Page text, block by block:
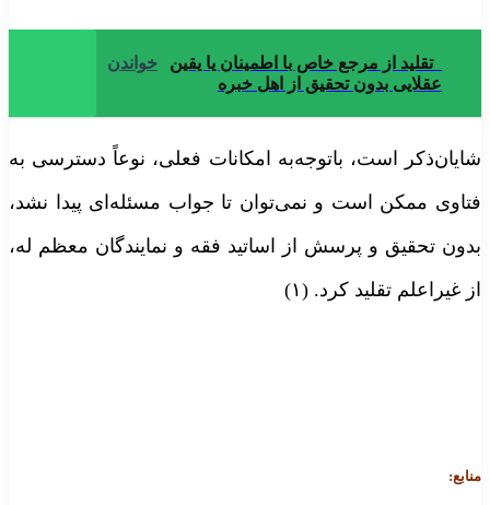
خواندن
تقلید از مرجع خاص با اطمینان یا یقین
عقلایی بدون تحقیق از اهل خبره
است، باتوجه‌به امکانات فعلی، نوعاً دسترسی به
ممکن است و نمی‌توان تا جواب مسئله‌ای پیدا نشد،
تحقیق و پرسش از اساتید فقه و نمایندگان معظم له،
غیراعلم تقلید کرد. (۱)